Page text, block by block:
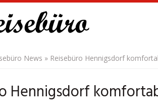
News » Reisebüro Hennigsdorf
Hennigsdorf